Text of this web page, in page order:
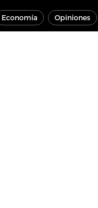
Economía Opiniones